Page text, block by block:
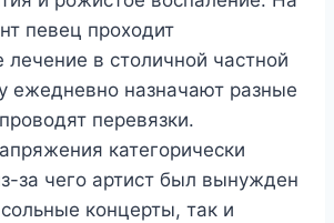
певец проходит
лечение в столичной частной
ежедневно назначают разные
перевязки.
категорически
за чего артист был вынужден
концерты, так и